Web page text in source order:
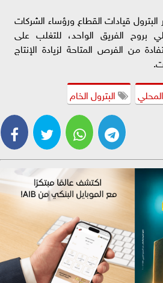
البترول قيادات القطاع ورؤساء الشركات
بروح الفريق الواحد، للتغلب على
من الفرص المتاحة لزيادة الإنتاج
البترول الخام